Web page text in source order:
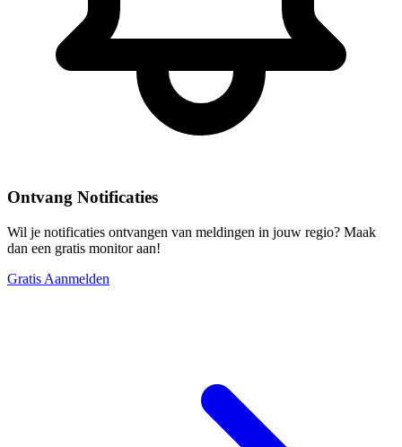
Ontvang Notificaties
Wil je notificaties ontvangen van meldingen in jouw regio? Maak
dan een gratis monitor aan!
Gratis Aanmelden